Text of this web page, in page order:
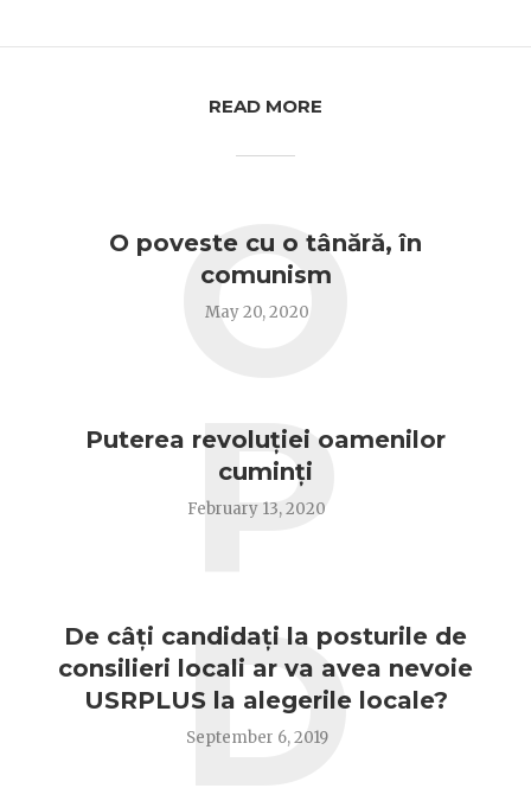
READ MORE
O poveste cu o tânără, în
comunism
May 20, 2020
O
Puterea revoluției oamenilor
cuminți
February 13, 2020
P
De câți candidați la posturile de
consilieri locali ar va avea nevoie
USRPLUS la alegerile locale?
September 6, 2019
D